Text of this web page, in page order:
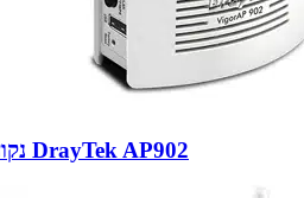
נקודת גישה אלחוטית פנימית DrayTek AP902